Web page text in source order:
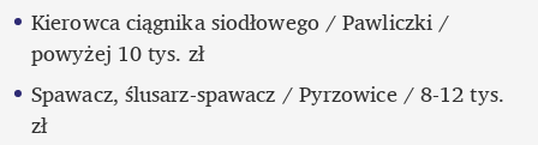
Kierowca ciągnika siodłowego / Pawliczki /
powyżej 10 tys. zł
Spawacz, ślusarz-spawacz / Pyrzowice / 8-12 tys.
zł